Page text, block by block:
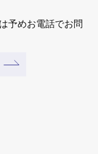
予めお電話でお問